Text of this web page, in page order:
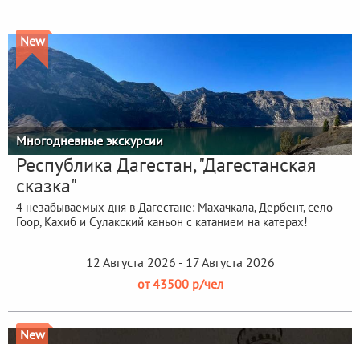
New
Многодневные экскурсии
Республика Дагестан, "Дагестанская
сказка"
4 незабываемых дня в Дагестане: Махачкала, Дербент, село
Гоор, Кахиб и Сулакский каньон с катанием на катерах!
12 Августа 2026 - 17 Августа 2026
от 43500 р/чел
New